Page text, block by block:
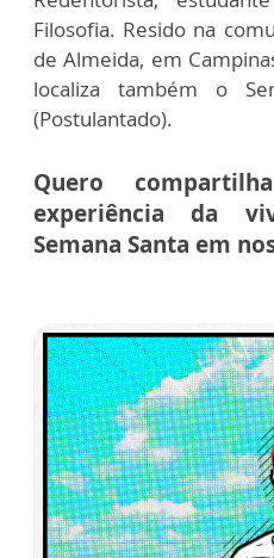
Filosofia. Resido na
de Almeida, em
localiza também o
(Postulantado).
Quero
experiência da
Semana Santa em